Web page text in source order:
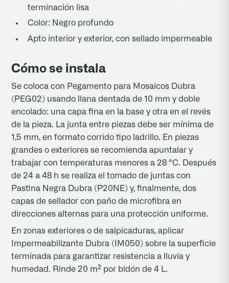
terminación lisa
Color: Negro profundo
Apto interior y exterior, con sellado impermeable
Cómo se instala
Se coloca con Pegamento para Mosaicos Dubra
(PEG02) usando llana dentada de 10 mm y doble
encolado: una capa fina en la base y otra en el revés
de la pieza. La junta entre piezas debe ser mínima de
1,5 mm, en formato corrido tipo ladrillo. En piezas
grandes o exteriores se recomienda apuntalar y
trabajar con temperaturas menores a 28 °C. Después
de 24 a 48 h se realiza el tomado de juntas con
Pastina Negra Dubra (P20NE) y, finalmente, dos
capas de sellador con paño de microfibra en
direcciones alternas para una protección uniforme.
En zonas exteriores o de salpicaduras, aplicar
Impermeabilizante Dubra (IM050) sobre la superficie
terminada para garantizar resistencia a lluvia y
humedad. Rinde 20 m² por bidón de 4 L.